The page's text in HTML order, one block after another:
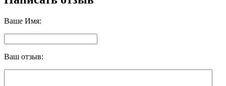
Ваше Имя:
Ваш отзыв: